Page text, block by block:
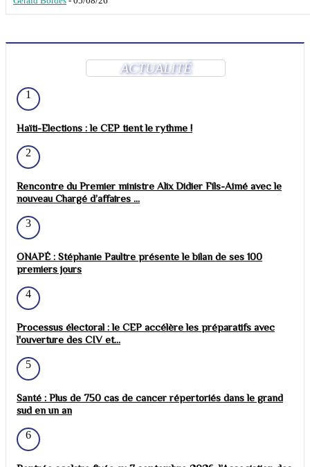
ACTUALITÉ
1
Haïti-Elections : le CEP tient le rythme !
2
Rencontre du Premier ministre Alix Didier Fils-Aimé avec le
nouveau Chargé d’affaires ...
3
ONAPÉ : Stéphanie Paultre présente le bilan de ses 100
premiers jours
4
Processus électoral : le CEP accélère les préparatifs avec
l'ouverture des CIV et...
5
Santé : Plus de 750 cas de cancer répertoriés dans le grand
sud en un an
6